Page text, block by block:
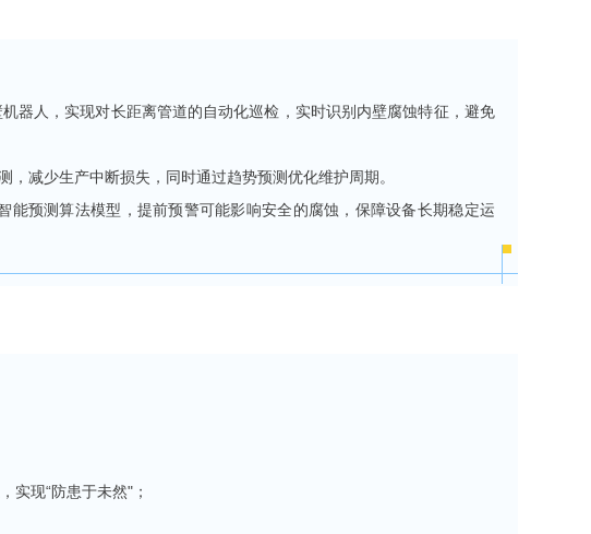
器人，实现对长距离管道的自动化巡检，实时识别内壁腐蚀特征，避免
减少生产中断损失，同时通过趋势预测优化维护周期。
预测算法模型，提前预警可能影响安全的腐蚀，保障设备长期稳定运
实现“防患于未然"；